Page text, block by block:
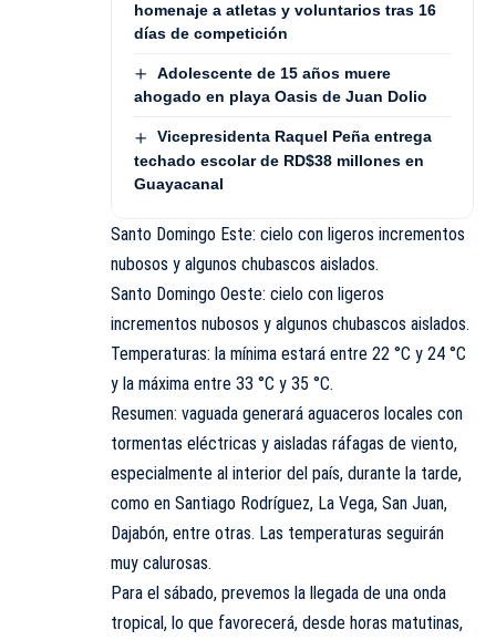
homenaje a atletas y voluntarios tras 16
días de competición
Adolescente de 15 años muere
ahogado en playa Oasis de Juan Dolio
Vicepresidenta Raquel Peña entrega
techado escolar de RD$38 millones en
Guayacanal
Santo Domingo Este: cielo con ligeros incrementos
nubosos y algunos chubascos aislados.
Santo Domingo Oeste: cielo con ligeros
incrementos nubosos y algunos chubascos aislados.
Temperaturas: la mínima estará entre 22 °C y 24 °C
y la máxima entre 33 °C y 35 °C.
Resumen: vaguada generará aguaceros locales con
tormentas eléctricas y aisladas ráfagas de viento,
especialmente al interior del país, durante la tarde,
como en Santiago Rodríguez, La Vega, San Juan,
Dajabón, entre otras. Las temperaturas seguirán
muy calurosas.
Para el sábado, prevemos la llegada de una onda
tropical, lo que favorecerá, desde horas matutinas,